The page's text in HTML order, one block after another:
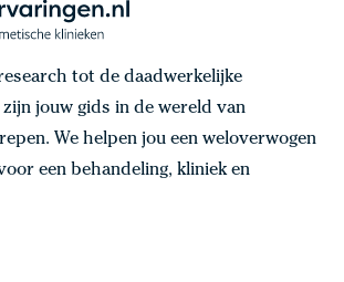
tot de daadwerkelijke
jouw gids in de wereld van
We helpen jou een weloverwogen
een behandeling, kliniek en